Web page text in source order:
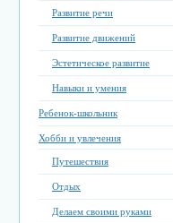
Развитие речи
Развитие движений
Эстетическое развитие
Навыки и умения
Ребенок-школьник
Хобби и увлечения
Путешествия
Отдых
Делаем своими руками